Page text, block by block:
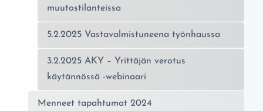
muutostilanteissa
5.2.2025 Vastavalmistuneena työnhaussa
3.2.2025 AKY – Yrittäjän verotus
käytännössä -webinaari
Menneet tapahtumat 2024